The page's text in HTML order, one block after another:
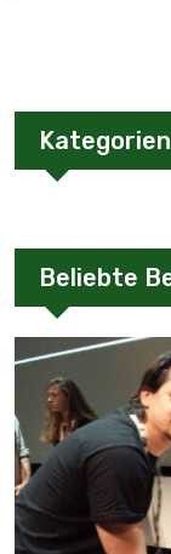
Kategorien
Beliebte